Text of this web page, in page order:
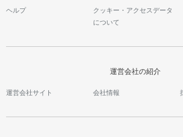
ヘルプ
クッキー・アクセスデータ
について
運営会社の紹介
運営会社サイト 会社情報